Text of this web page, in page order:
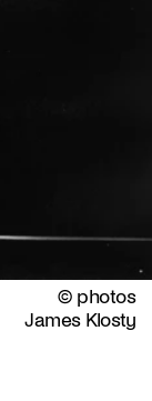
© photos
James Klosty